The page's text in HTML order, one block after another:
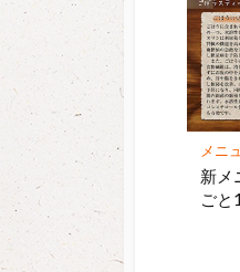
メニ
新メ
ごと